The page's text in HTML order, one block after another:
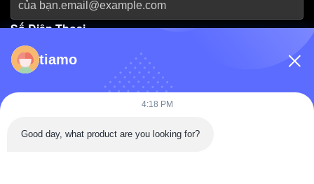
Số Điện Thoại
Tên Công Ty
Thông Điệp
tiamo
4:18 PM
Good day, what product are you looking for?